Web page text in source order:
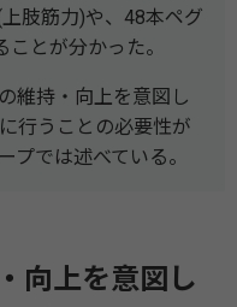
肢筋⼒)や、48本ペグ
とが分かった。
維持・向上を意図し
⾏うことの必要性が
プでは述べている。
向上を意図し